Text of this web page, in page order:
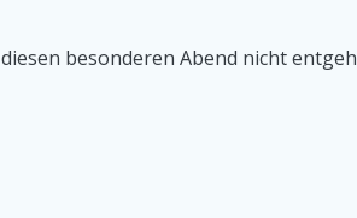
besonderen Abend nicht